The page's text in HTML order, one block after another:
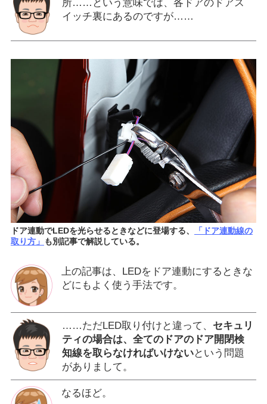
所……という意味では、各ドアのドアス
イッチ裏にあるのですが……
ドア連動でLEDを光らせるときなどに登場する、
「ドア連動線の
取り方」 も別記事で解説している。
上の記事は、LEDをドア連動にするときな
どにもよく使う手法です。
……ただLED取り付けと違って、 セキュリ
ティの場合は、全てのドアのドア開閉検
知線を取らなければいけないという問題
がありまして。
なるほど。